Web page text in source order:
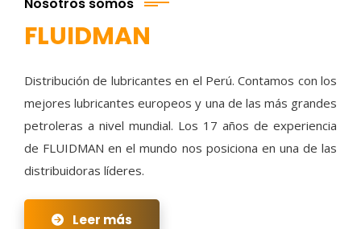
FLUIDMAN
Distribución de lubricantes en el Perú. Contamos con los
mejores lubricantes europeos y una de las más grandes
petroleras a nivel mundial. Los 17 años de experiencia
de FLUIDMAN en el mundo nos posiciona en una de las
distribuidoras líderes.
Leer más